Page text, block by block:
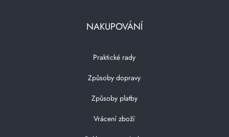
NAKUPOVÁNÍ
Praktické rady
Způsoby dopravy
Způsoby platby
Vrácení zboží